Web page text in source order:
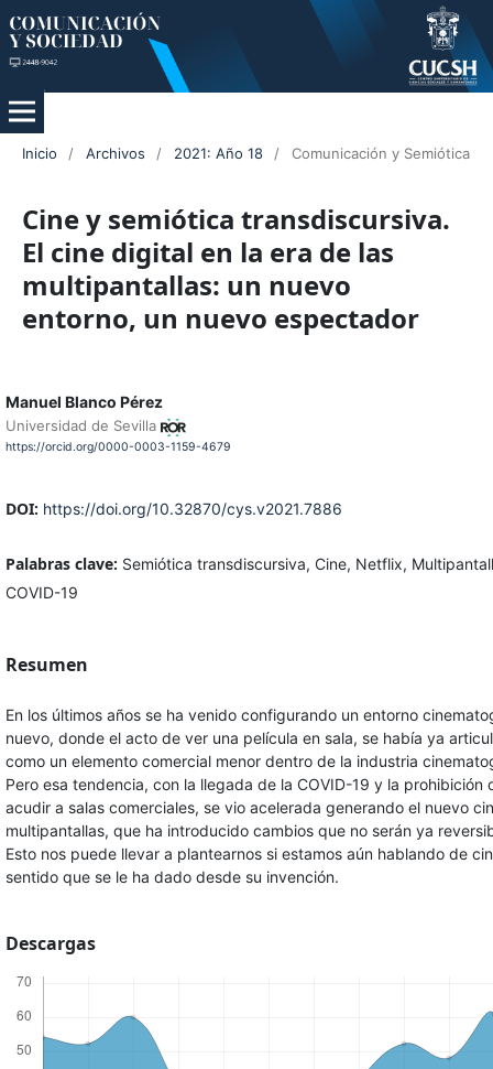
Inicio / Archivos / 2021: Año 18 / Comunicación y Semiótica
Cine y semiótica transdiscursiva.
El cine digital en la era de las
multipantallas: un nuevo
entorno, un nuevo espectador
Manuel Blanco Pérez
Universidad de Sevilla
https://orcid.org/0000-0003-1159-4679
DOI: https://doi.org/10.32870/cys.v2021.7886
Palabras clave: Semiótica transdiscursiva, Cine, Netflix,
COVID-19
Resumen
En los últimos años se ha venido configurando un entorno
nuevo, donde el acto de ver una película en sala, se había ya
como un elemento comercial menor dentro de la industria
Pero esa tendencia, con la llegada de la COVID-19 y la prohibición
acudir a salas comerciales, se vio acelerada generando el nuevo
multipantallas, que ha introducido cambios que no serán ya
Esto nos puede llevar a plantearnos si estamos aún hablando de
sentido que se le ha dado desde su invención.
Descargas